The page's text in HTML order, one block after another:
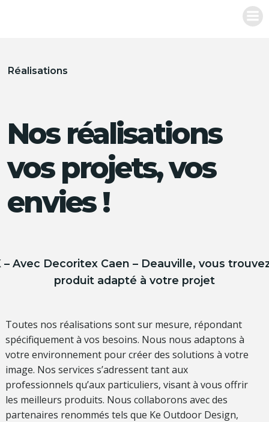
Réalisations
Nos réalisations
vos projets, vos
envies !
– Avec Decoritex Caen – Deauville, vous
produit adapté à votre projet
Toutes nos réalisations sont sur mesure, répondant
spécifiquement à vos besoins. Nous nous adaptons à
votre environnement pour créer des solutions à votre
image. Nos services s’adressent tant aux
professionnels qu’aux particuliers, visant à vous offrir
les meilleurs produits. Nous collaborons avec des
partenaires renommés tels que Ke Outdoor Design,